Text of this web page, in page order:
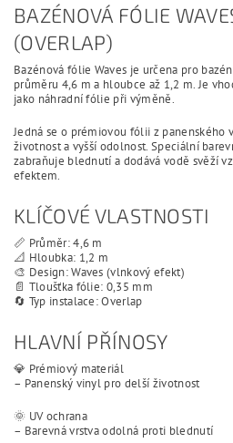
BAZÉNOVÁ FÓLIE
(OVERLAP)
Bazénová fólie Waves je určena pro
průměru 4,6 m a hloubce až 1,2 m. Je
jako náhradní fólie při výměně.
Jedná se o prémiovou fólii z panenského
životnost a vyšší odolnost. Speciální
zabraňuje blednutí a dodává vodě svěží
efektem.
KLÍČOVÉ VLASTNOSTI
📏 Průměr: 4,6 m
📐 Hloubka: 1,2 m
🎨 Design: Waves (vlnkový efekt)
📄 Tloušťka fólie: 0,35 mm
🔄 Typ instalace: Overlap
HLAVNÍ PŘÍNOSY
💎 Prémiový materiál
– Panenský vinyl pro delší životnost
🌞 UV ochrana
– Barevná vrstva odolná proti blednutí